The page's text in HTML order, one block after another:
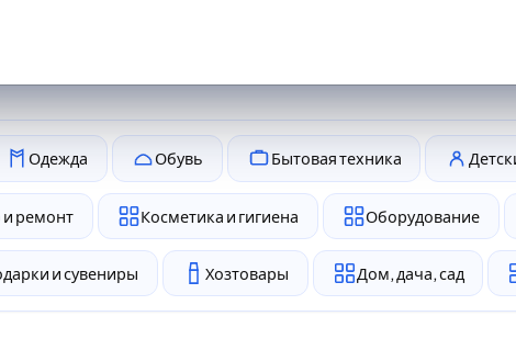
Одежда Обувь Бытовая техника
и ремонт Косметика и гигиена Оборудование
и сувениры Хозтовары Дом, дача, сад